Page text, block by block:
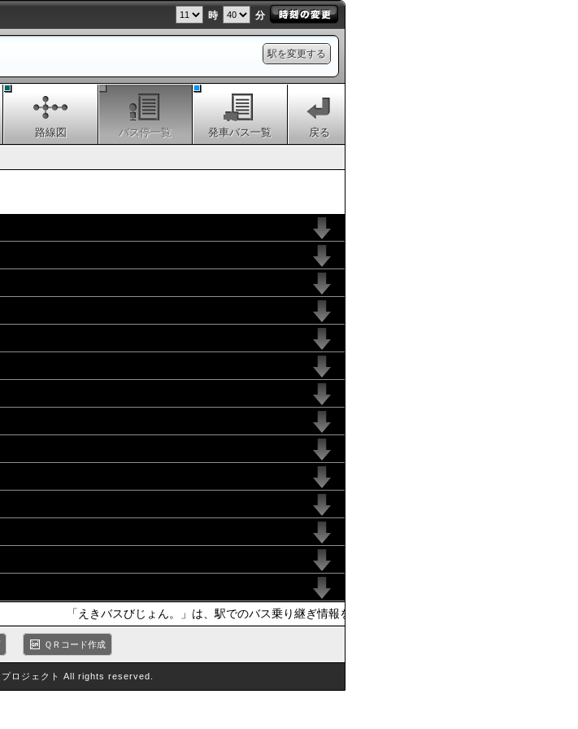
時 分
駅を変更する
路線図 バス停一覧 発車バス一覧 戻る
「えきバスびじょん。」は、駅でのバス乗り継ぎ情報を提供しています。おでかけの際は、公共交
ＱＲコード作成
ロジェクト All rights reserved.